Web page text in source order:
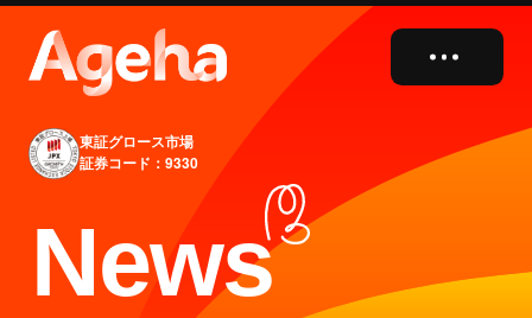
close
東証グロース市場
証券コード：9330
News